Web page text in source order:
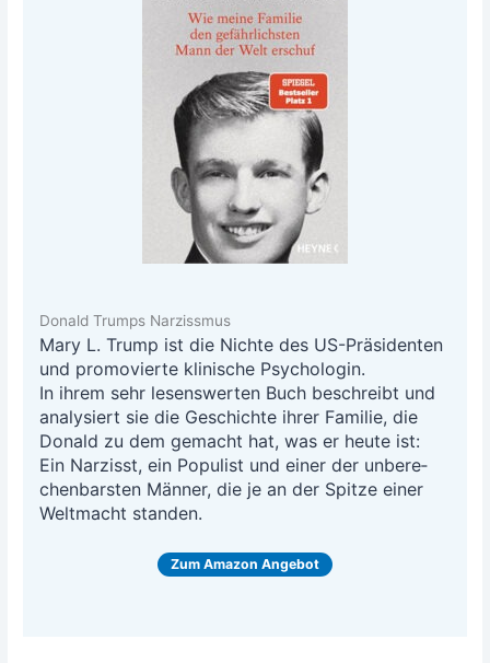
Donald Trumps Narzissmus
Mary L. Trump ist die Nich­te des US-Prä­si­den­ten
und pro­mo­vier­te kli­ni­sche Psy­cho­lo­gin.
In ihrem sehr lesens­wer­ten Buch beschreibt und
ana­ly­siert sie die Geschich­te ihrer Fami­lie, die
Donald zu dem gemacht hat, was er heu­te ist:
Ein Nar­zisst, ein Popu­list und einer der unbe­re­
chen­bars­ten Män­ner, die je an der Spit­ze einer
Welt­macht standen.
Zum Ama­zon Angebot